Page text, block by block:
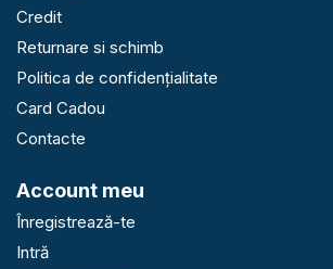
Credit
Returnare si schimb
Politica de confidențialitate
Card Cadou
Contacte
Account meu
Înregistrează-te
Intră